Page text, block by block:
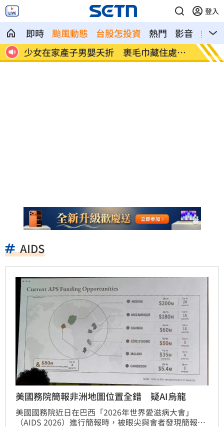
登入
即時 颱風動態 台股怎投資 熱門 影音
熱搜
多
劍橋最年輕黑人教授閃辭！爆論文抄襲造
假
遊日
AIDS
美國務院簡報非洲地圖位置全錯 疑AI烏龍
美國國務院近日在巴西「2026年世界愛滋病大會」
（AIDS 2026）進行簡報時，被眼尖與會者發現簡報中